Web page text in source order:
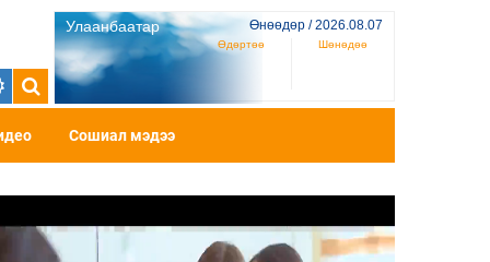
Улаанбаатар Өнөөдөр / 2026.08.07
Өдөртөө Шөнөдөө
Сошиал мэдээ